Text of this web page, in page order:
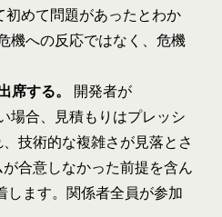
めて問題があったとわか
機への反応ではなく、危機
する。
開発者が
場合、見積もりはプレッシ
技術的な複雑さが見落とさ
合意しなかった前提を含ん
ます。関係者全員が参加